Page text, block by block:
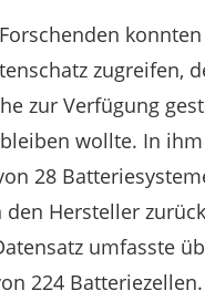
zugreifen,
zur Verfügung
wollte. In
28
Hersteller
umfasste
224